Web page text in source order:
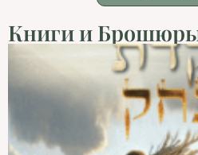
Книги и